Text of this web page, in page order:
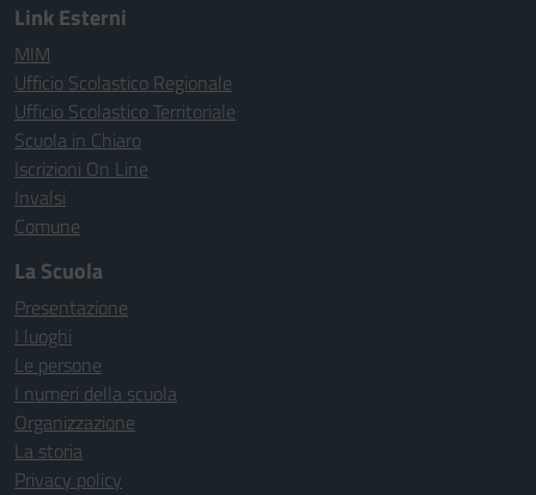
Link Esterni
MIM
Ufficio Scolastico Regionale
Ufficio Scolastico Territoriale
Scuola in Chiaro
Iscrizioni On Line
Invalsi
Comune
La Scuola
Presentazione
I luoghi
Le persone
I numeri della scuola
Organizzazione
La storia
Privacy policy